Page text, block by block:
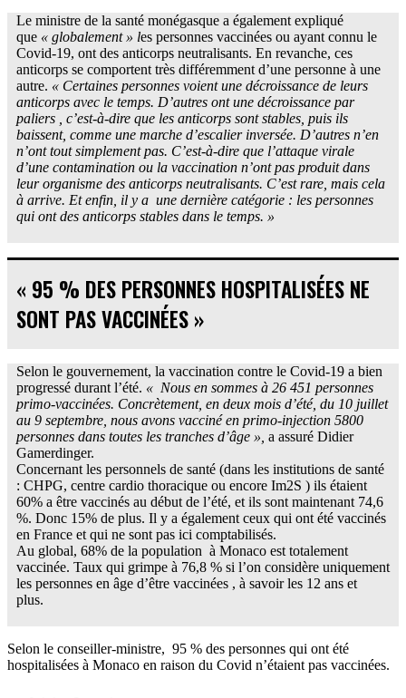
Le ministre de la santé monégasque a également expliqué
que « globalement » les personnes vaccinées ou ayant connu le
Covid-19, ont des anticorps neutralisants. En revanche, ces
anticorps se comportent très différemment d’une personne à une
autre. « Certaines personnes voient une décroissance de leurs
anticorps avec le temps. D’autres ont une décroissance par
paliers , c’est-à-dire que les anticorps sont stables, puis ils
baissent, comme une marche d’escalier inversée. D’autres n’en
n’ont tout simplement pas. C’est-à-dire que l’attaque virale
d’une contamination ou la vaccination n’ont pas produit dans
leur organisme des anticorps neutralisants. C’est rare, mais cela
à arrive. Et enfin, il y a une dernière catégorie : les personnes
qui ont des anticorps stables dans le temps. »
« 95 % DES PERSONNES HOSPITALISÉES NE
SONT PAS VACCINÉES »
Selon le gouvernement, la vaccination contre le Covid-19 a bien
progressé durant l’été. « Nous en sommes à 26 451 personnes
primo-vaccinées. Concrètement, en deux mois d’été, du 10 juillet
au 9 septembre, nous avons vacciné en primo-injection 5800
personnes dans toutes les tranches d’âge », a assuré Didier
Gamerdinger.
Concernant les personnels de santé (dans les institutions de santé
: CHPG, centre cardio thoracique ou encore Im2S ) ils étaient
60% a être vaccinés au début de l’été, et ils sont maintenant 74,6
%. Donc 15% de plus. Il y a également ceux qui ont été vaccinés
en France et qui ne sont pas ici comptabilisés.
Au global, 68% de la population à Monaco est totalement
vaccinée. Taux qui grimpe à 76,8 % si l’on considère uniquement
les personnes en âge d’être vaccinées , à savoir les 12 ans et
plus.
Selon le conseiller-ministre, 95 % des personnes qui ont été
hospitalisées à Monaco en raison du Covid n’étaient pas vaccinées.